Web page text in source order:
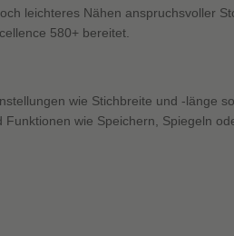
leichteres Nähen anspruchsvoller
580+ bereitet.
wie Stichbreite und -länge
wie Speichern, Spiegeln